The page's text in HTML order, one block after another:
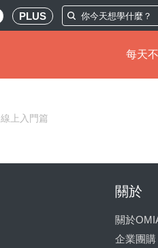
PLUS
每天
線上入門篇
關於
關於
企業團購